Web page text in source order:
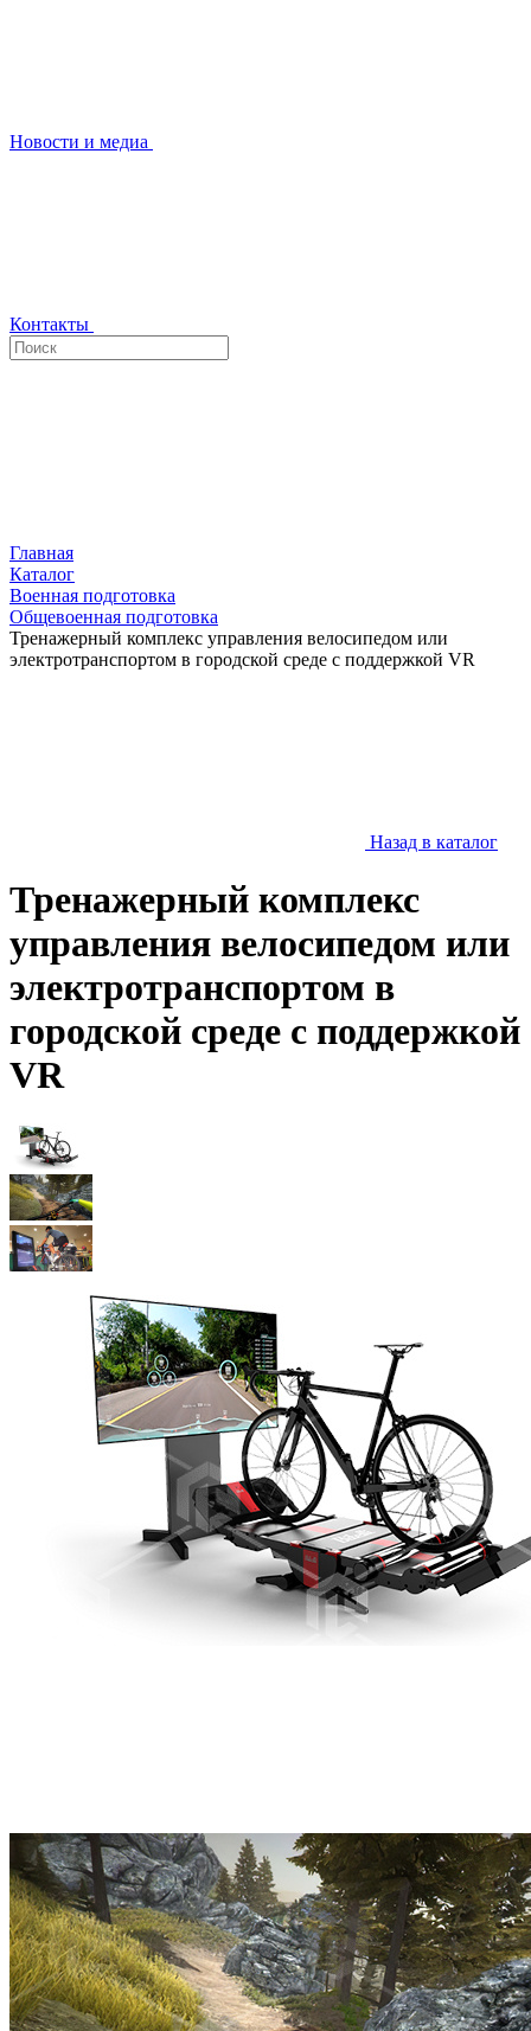
Новости и медиа
Контакты
Главная
Каталог
Военная подготовка
Общевоенная подготовка
Тренажерный комплекс управления велосипедом или
электротранспортом в городской среде с поддержкой VR
Назад в каталог
Тренажерный комплекс
управления велосипедом или
электротранспортом в
городской среде с поддержкой
VR